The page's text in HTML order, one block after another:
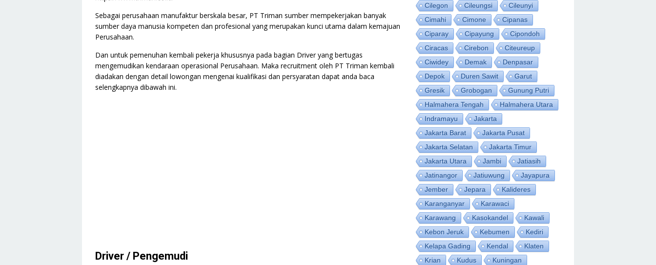
Sebagai perusahaan manufaktur berskala besar, PT Triman sumber mempekerjakan banyak
sumber daya manusia kompeten dan profesional yang merupakan kunci utama dalam kemajuan
Perusahaan.
Dan untuk pemenuhan kembali pekerja khususnya pada bagian Driver yang bertugas
mengemudikan kendaraan operasional Perusahaan. Maka recruitment oleh PT Triman kembali
diadakan dengan detail lowongan mengenai kualifikasi dan persyaratan dapat anda baca
selengkapnya dibawah ini.
Driver / Pengemudi
Cilegon
Cileungsi
Cileunyi
Cimahi
Cimone
Cipanas
Ciparay
Cipayung
Cipondoh
Ciracas
Cirebon
Citeureup
Ciwidey
Demak
Denpasar
Depok
Duren Sawit
Garut
Gresik
Grobogan
Gunung Putri
Halmahera Tengah
Halmahera Utara
Indramayu
Jakarta
Jakarta Barat
Jakarta Pusat
Jakarta Selatan
Jakarta Timur
Jakarta Utara
Jambi
Jatiasih
Jatinangor
Jatiuwung
Jayapura
Jember
Jepara
Kalideres
Karanganyar
Karawaci
Karawang
Kasokandel
Kawali
Kebon Jeruk
Kebumen
Kediri
Kelapa Gading
Kendal
Klaten
Krian
Kudus
Kuningan